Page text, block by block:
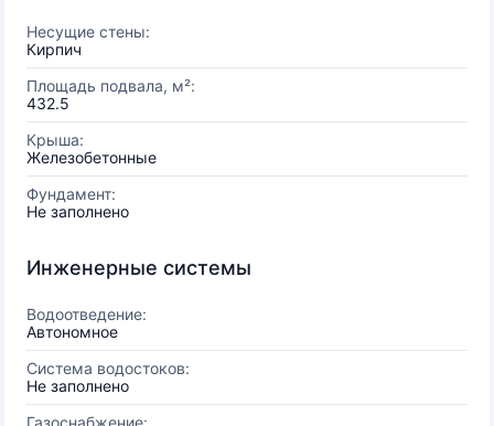
Несущие стены:
Кирпич
Площадь подвала, м²:
432.5
Крыша:
Железобетонные
Фундамент:
Не заполнено
Инженерные системы
Водоотведение:
Автономное
Система водостоков:
Не заполнено
Газоснабжение: